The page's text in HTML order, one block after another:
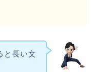
と長い文